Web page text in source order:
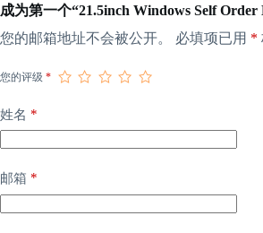
成为第一个“21.5inch Windows Self
您的邮箱地址不会被公开。
必填项已用 *
您的评级 *
姓名 *
邮箱 *